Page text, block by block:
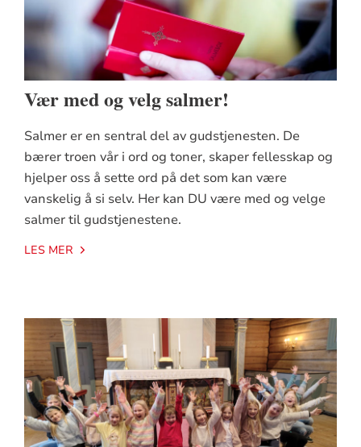
Vær med og velg salmer!
Salmer er en sentral del av gudstjenesten. De
bærer troen vår i ord og toner, skaper fellesskap og
hjelper oss å sette ord på det som kan være
vanskelig å si selv. Her kan DU være med og velge
salmer til gudstjenestene.
LES MER